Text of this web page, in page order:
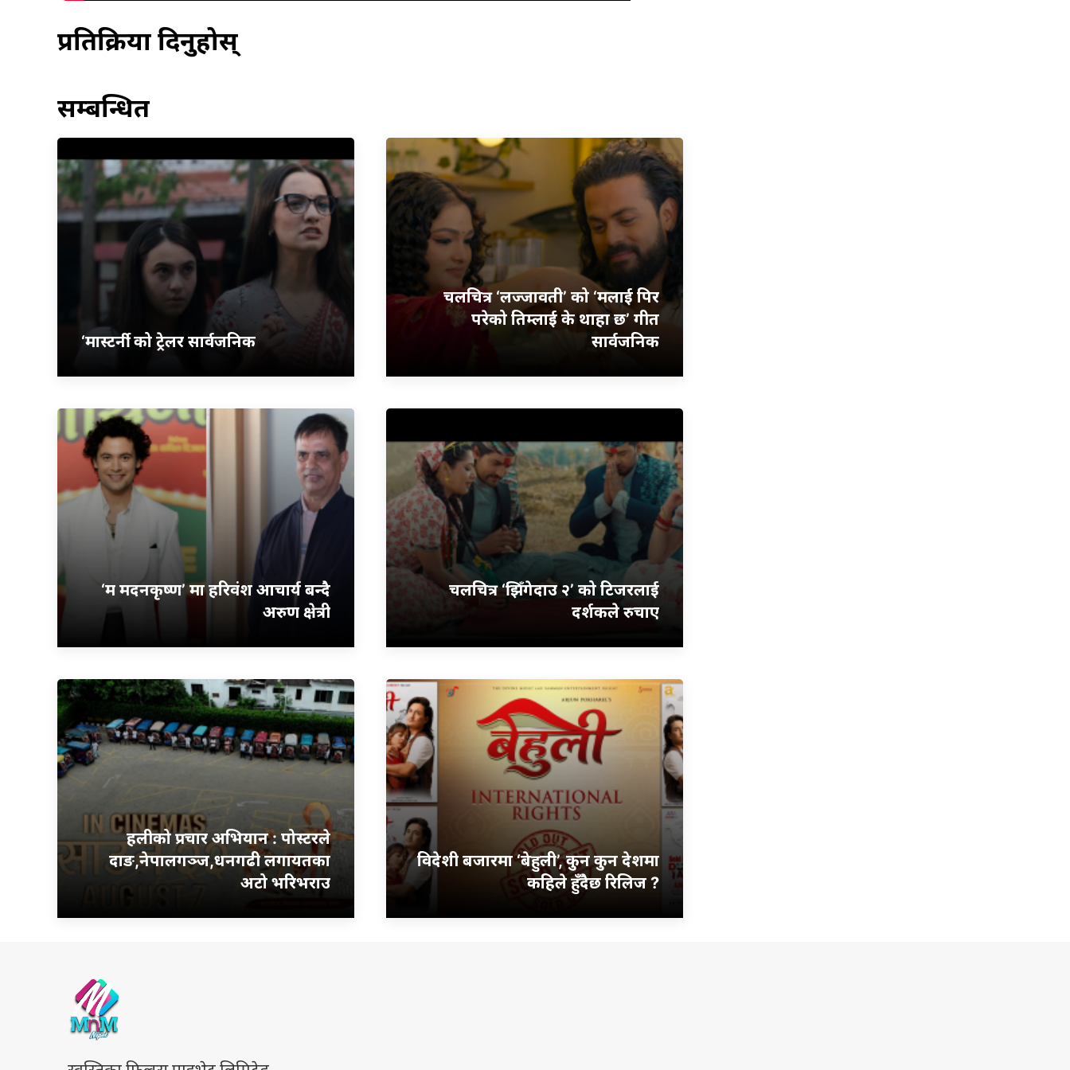
प्रतिक्रिया दिनुहोस्
सम्बन्धित
‘मास्टर्नी’ को ट्रेलर सार्वजनिक
चलचित्र ‘लज्जावती’ को ‘मलाई पिर
परेको तिम्लाई के थाहा छ’ गीत
सार्वजनिक
‘म मदनकृष्ण’ मा हरिवंश आचार्य बन्दै
अरुण क्षेत्री
चलचित्र ‘झिँगेदाउ २’ को टिजरलाई
दर्शकले रुचाए
हलीको प्रचार अभियान : पोस्टरले
दाङ,नेपालगञ्ज,धनगढी लगायतका
अटो भरिभराउ
विदेशी बजारमा ‘बेहुली’, कुन कुन देशमा
कहिले हुँदैछ रिलिज ?